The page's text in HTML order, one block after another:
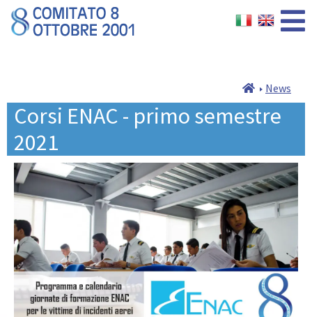
News
Corsi ENAC - primo semestre
2021